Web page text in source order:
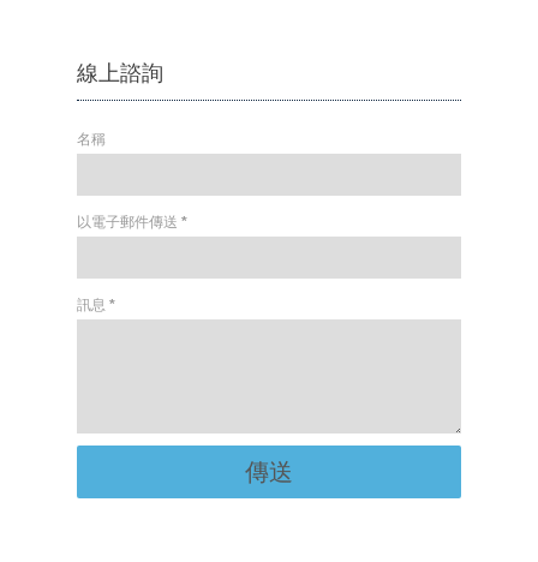
線上諮詢
名稱
以電子郵件傳送 *
訊息 *